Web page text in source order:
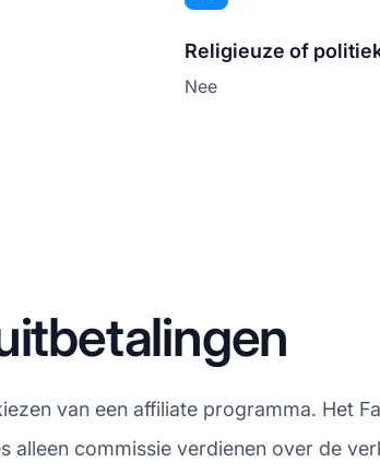
Religieuze of
Nee
van een affiliate programma. Het
commissie verdienen over de